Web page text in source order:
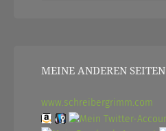
MEINE ANDEREN SEITEN
www.schreibergrimm.com